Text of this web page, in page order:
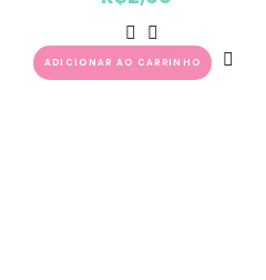
ADICIONAR AO CARRINHO